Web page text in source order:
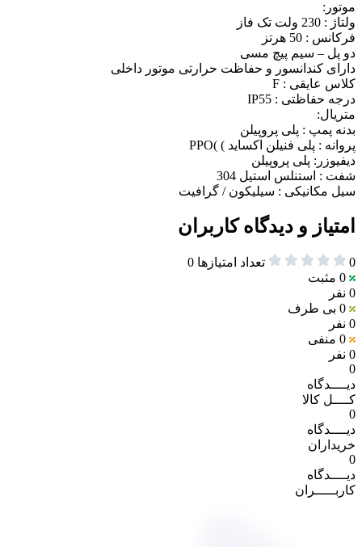
موتور:
ولتاژ : 230 ولت تک فاز
فرکانس : 50 هرتز
دو پل – سیم پیچ مسی
دارای کندانسور و حفاظت حرارتی موتور داخلی
کلاس عایقی : F
درجه حفاظتی : IP55
متریال:
بدنه پمپ : پلی پروپیلن
پروانه : پلی فنیلن اکساید ) )PPO
دیفیوزر: پلی پروپیلن
شفت : استنلس استیل 304
سیل مکانیکی : سیلیکون / گرافیت
امتیاز و دیدگاه کاربران
0 تعداد امتیازها 0
0 مثبت
0 نفر
0 بی طرف
0 نفر
0 منفی
0 نفر
0
دیــــدگاه
کــــل کالا
0
دیــــدگاه
خریداران
0
دیــــدگاه
کاربـــــران